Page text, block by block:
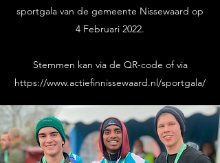
sportgala van de gemeente Nissewaard op
4 Februari 2022.
Stemmen kan via de QR-code of via
https://www.actiefinnissewaard.nl/sportgala/